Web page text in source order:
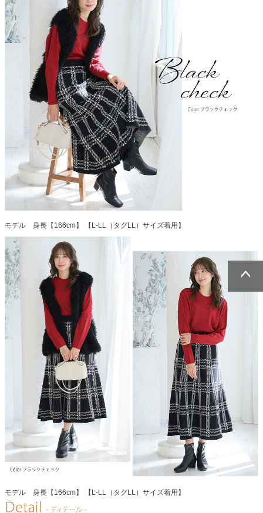
モデル 身長【166cm】 【L-LL（タグLL）サイズ着用】
モデル 身長【166cm】 【L-LL（タグLL）サイズ着用】